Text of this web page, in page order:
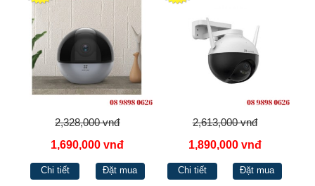
2,328,000 vnđ
1,690,000 vnđ
Chi tiết Đặt mua
2,613,000 vnđ
1,890,000 vnđ
Chi tiết Đặt mua